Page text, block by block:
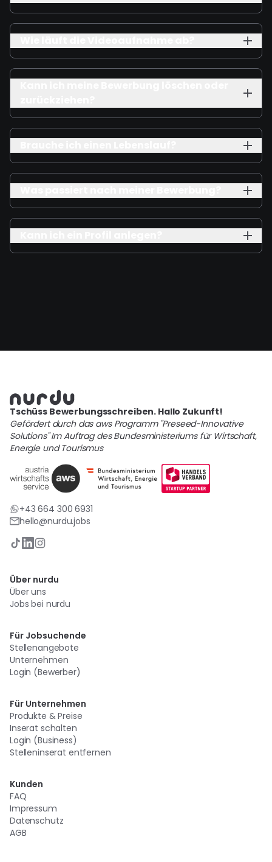
Tschüss Bewerbungsschreiben. Hallo Zukunft!
Gefördert durch das aws Programm "Preseed-Innovative
Solutions" Im Auftrag des Bundesministeriums für Wirtschaft,
Energie und Tourismus
+43 664 300 6931
hello@nurdu.jobs
Über nurdu
Über uns
Jobs bei nurdu
Für Jobsuchende
Stellenangebote
Unternehmen
Login (Bewerber)
Für Unternehmen
Produkte & Preise
Inserat schalten
Login (Business)
Stelleninserat entfernen
Kunden
FAQ
Impressum
Datenschutz
AGB